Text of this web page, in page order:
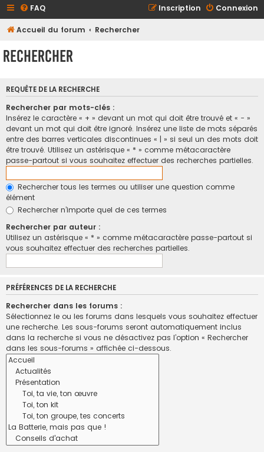
FAQ Connexion
Inscription
Accueil du forum Rechercher
Rechercher
REQUÊTE DE LA RECHERCHE
Rechercher par mots-clés :
Insérez le caractère « + » devant un mot qui doit être trouvé et « - »
devant un mot qui doit être ignoré. Insérez une liste de mots séparés
entre des barres verticales discontinues « | » si seul un des mots doit
être trouvé. Utilisez un astérisque « * » comme métacaractère
passe-partout si vous souhaitez effectuer des recherches partielles.
Rechercher tous les termes ou utiliser une question comme
élément
Rechercher n’importe quel de ces termes
Rechercher par auteur :
Utilisez un astérisque « * » comme métacaractère passe-partout si
vous souhaitez effectuer des recherches partielles.
PRÉFÉRENCES DE LA RECHERCHE
Rechercher dans les forums :
Sélectionnez le ou les forums dans lesquels vous souhaitez effectuer
une recherche. Les sous-forums seront automatiquement inclus
dans la recherche si vous ne désactivez pas l’option « Rechercher
dans les sous-forums » affichée ci-dessous.